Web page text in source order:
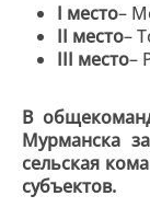
I место–
II место–
III место–
В
Мурманска
сельская
субъектов.